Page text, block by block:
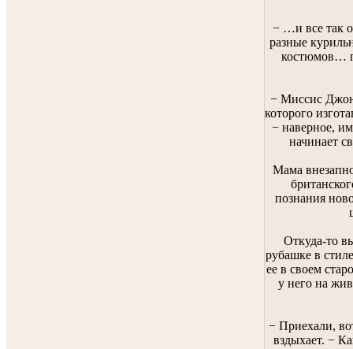
− …и все так
разные
костюмов…
− Миссис
которого
− наверное,
начинает
Мама
познания
Откуда-то
рубашке в
ее в своем
у него на
− Приехали,
вздыхает. −